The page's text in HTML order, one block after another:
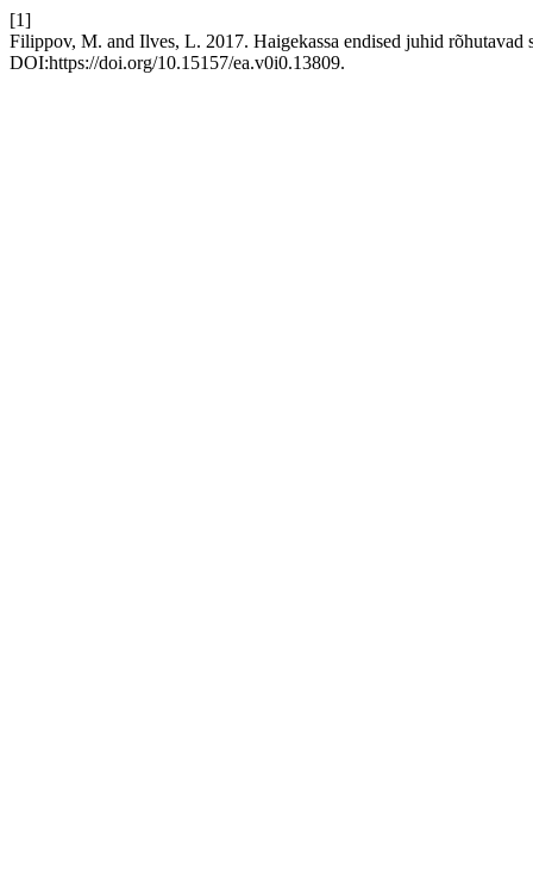
[1]
Filippov, M. and Ilves, L. 2017. Haigekassa endised juhid
DOI:https://doi.org/10.15157/ea.v0i0.13809.